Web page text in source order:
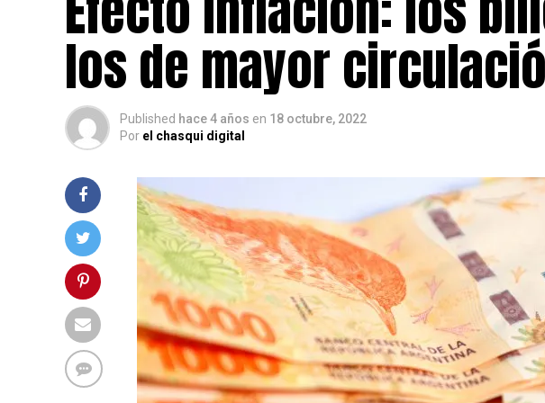
los de mayor
Published hace 4 años en 18 octubre, 2022
Por el chasqui digital